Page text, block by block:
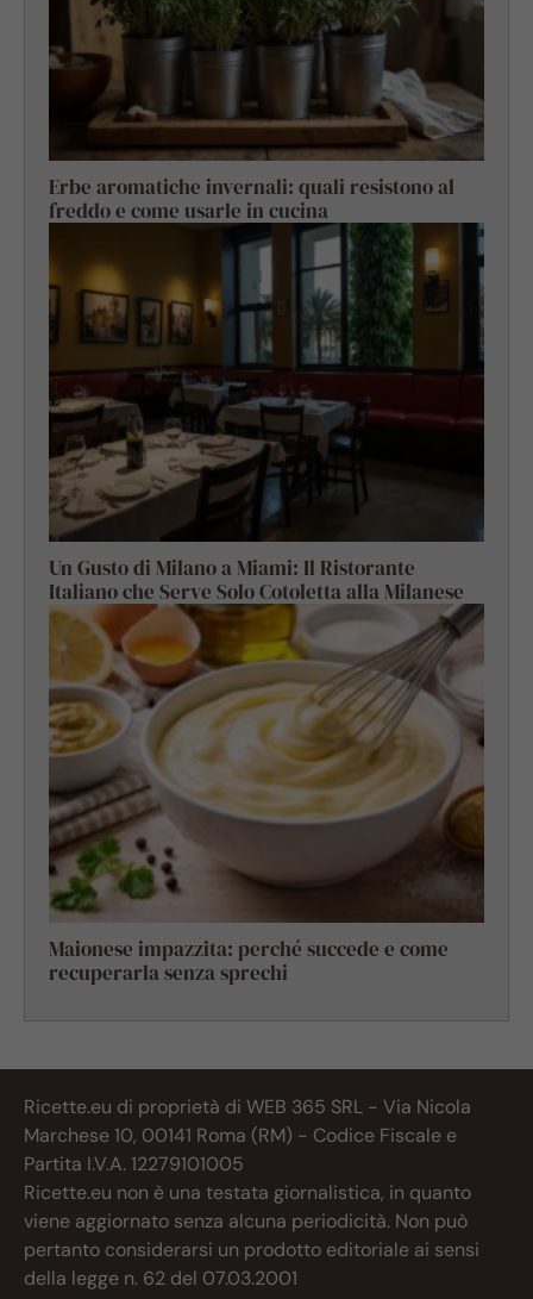
Erbe aromatiche invernali: quali resistono al
freddo e come usarle in cucina
Un Gusto di Milano a Miami: Il Ristorante
Italiano che Serve Solo Cotoletta alla Milanese
Maionese impazzita: perché succede e come
recuperarla senza sprechi
Ricette.eu di proprietà di WEB 365 SRL - Via Nicola
Marchese 10, 00141 Roma (RM) - Codice Fiscale e
Partita I.V.A. 12279101005
Ricette.eu non è una testata giornalistica, in quanto
viene aggiornato senza alcuna periodicità. Non può
pertanto considerarsi un prodotto editoriale ai sensi
della legge n. 62 del 07.03.2001